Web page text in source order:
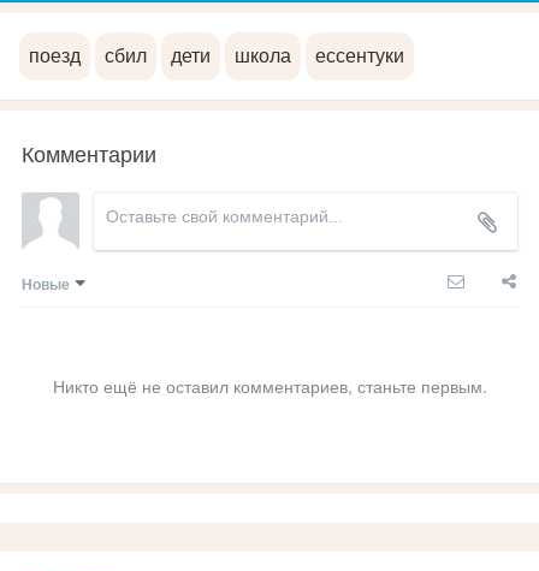
поезд сбил дети школа ессентуки
Комментарии
Новые
Никто ещё не оставил комментариев, станьте первым.